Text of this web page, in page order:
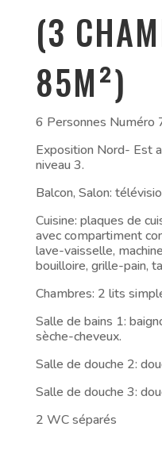
(3
85M²)
6 Personnes Numéro
Exposition Nord- Est
niveau 3.
Balcon, Salon:
Cuisine: plaques de
avec compartiment
lave-vaisselle,
bouilloire, grille-pain,
Chambres: 2 lits
Salle de bains 1:
sèche-cheveux.
Salle de douche 2:
Salle de douche 3:
2 WC séparés